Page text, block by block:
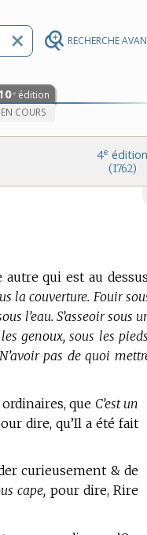
RECHERCHE
e édition
EN COURS
4e édition
(1762)
qui est au
la couverture. Fouir
l’eau. S’asseoir sous
genoux, sous les
pas de quoi
que C’est un
dire, qu’Il a été fait
curieusement & de
cape, pour dire, Rire